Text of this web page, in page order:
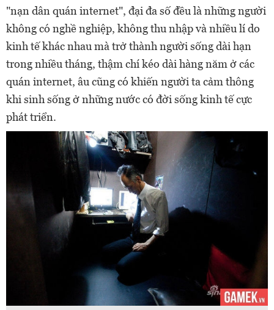
"nạn dân quán internet", đại đa số đều là những người
không có nghề nghiệp, không thu nhập và nhiều lí do
kinh tế khác nhau mà trở thành người sống dài hạn
trong nhiều tháng, thậm chí kéo dài hàng năm ở các
quán internet, âu cũng có khiến người ta cảm thông
khi sinh sống ở những nước có đời sống kinh tế cực
phát triển.